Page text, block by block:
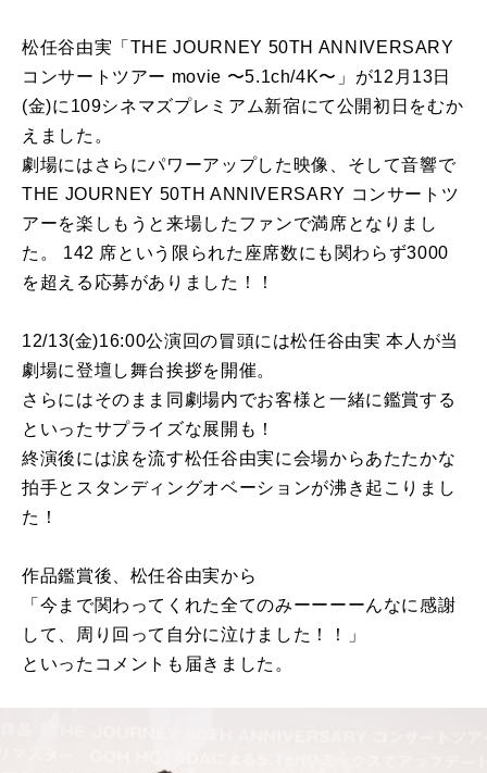
松任谷由実「THE JOURNEY 50TH ANNIVERSARY
コンサートツアー movie 〜5.1ch/4K〜」が12月13日
(金)に109シネマズプレミアム新宿にて公開初日をむか
えました。
劇場にはさらにパワーアップした映像、そして音響で
THE JOURNEY 50TH ANNIVERSARY コンサートツ
アーを楽しもうと来場したファンで満席となりまし
た。 142 席という限られた座席数にも関わらず3000
を超える応募がありました！！
12/13(金)16:00公演回の冒頭には松任谷由実 本人が当
劇場に登壇し舞台挨拶を開催。
さらにはそのまま同劇場内でお客様と一緒に鑑賞する
といったサプライズな展開も！
終演後には涙を流す松任谷由実に会場からあたたかな
拍手とスタンディングオベーションが沸き起こりまし
た！
作品鑑賞後、松任谷由実から
「今まで関わってくれた全てのみーーーーんなに感謝
して、周り回って自分に泣けました！！」
といったコメントも届きました。